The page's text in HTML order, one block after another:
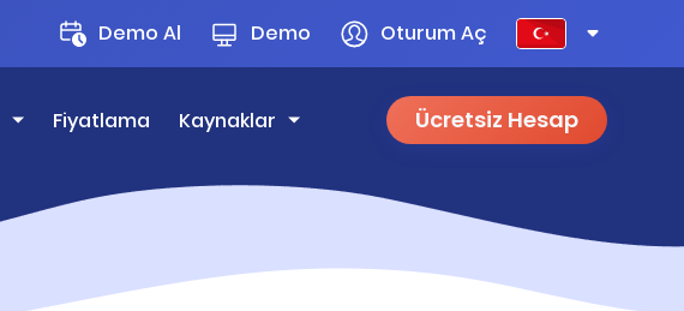
Demo Al Demo Oturum Aç
Fiyatlama Kaynaklar Ücretsiz Hesap